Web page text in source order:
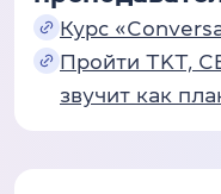
Курс
Пройти TKT,
звучит как